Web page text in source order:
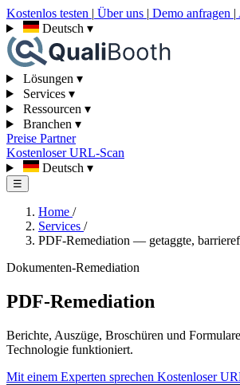
Kostenlos testen | Über uns | Demo anfragen |
Deutsch ▾
Lösungen ▾
Services ▾
Ressourcen ▾
Branchen ▾
Preise Partner
Kostenloser URL-Scan
Deutsch ▾
☰
Home /
Services /
PDF-Remediation — getaggte,
Dokumenten-Remediation
PDF-Remediation
Berichte, Auszüge, Broschüren und
Technologie funktioniert.
Mit einem Experten sprechen Kostenloser